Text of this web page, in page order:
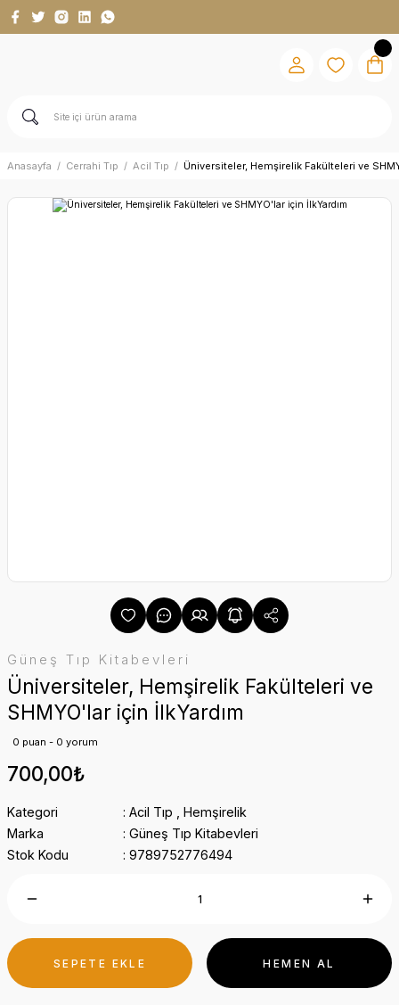
Anasayfa Cerrahi Tıp Acil Tıp Üniversiteler, Hemşirelik Fakülteleri ve
Güneş Tıp Kitabevleri
Üniversiteler, Hemşirelik Fakülteleri ve
SHMYO'lar için İlkYardım
0 puan - 0 yorum
700,00₺
Kategori Acil Tıp
Hemşirelik
Marka
Güneş Tıp Kitabevleri
Stok Kodu
9789752776494
SEPETE EKLE HEMEN AL